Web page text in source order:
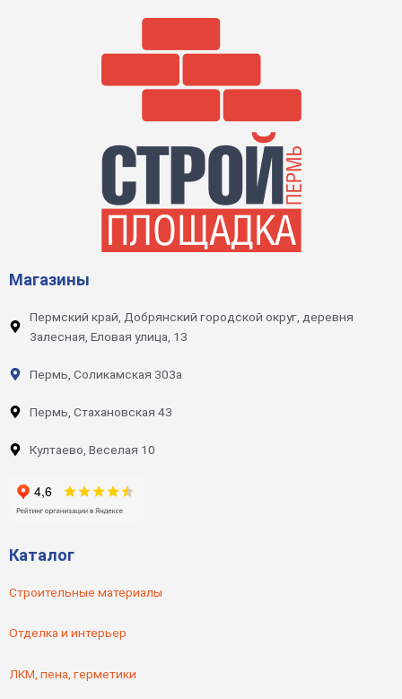
Магазины
Пермский край, Добрянский городской округ, деревня
Залесная, Еловая улица, 13
Пермь, Соликамская 303а
Пермь, Стахановская 43
Култаево, Веселая 10
Каталог
Строительные материалы
Отделка и интерьер
ЛКМ, пена, герметики